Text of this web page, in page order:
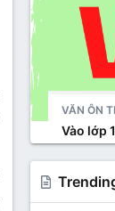
VĂN ÔN
Vào lớp